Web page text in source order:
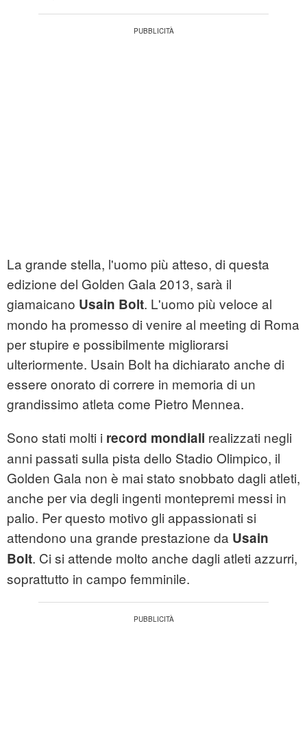
La grande stella, l'uomo più atteso, di questa
edizione del Golden Gala 2013, sarà il
giamaicano Usain Bolt. L'uomo più veloce al
mondo ha promesso di venire al meeting di Roma
per stupire e possibilmente migliorarsi
ulteriormente. Usain Bolt ha dichiarato anche di
essere onorato di correre in memoria di un
grandissimo atleta come Pietro Mennea.
Sono stati molti i record mondiali realizzati negli
anni passati sulla pista dello Stadio Olimpico, il
Golden Gala non è mai stato snobbato dagli atleti,
anche per via degli ingenti montepremi messi in
palio. Per questo motivo gli appassionati si
attendono una grande prestazione da Usain
Bolt. Ci si attende molto anche dagli atleti azzurri,
soprattutto in campo femminile.